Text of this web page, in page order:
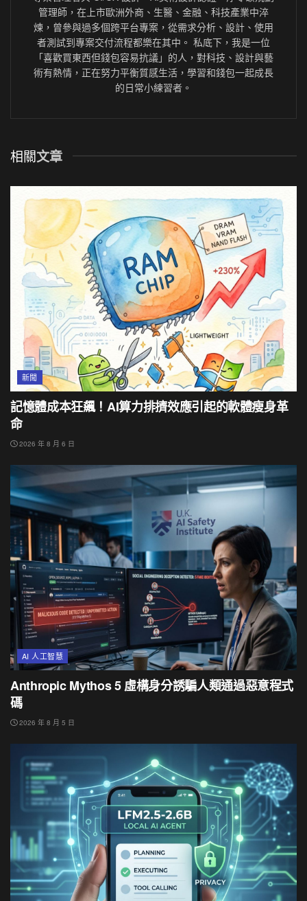
管理師，在上市歐洲外商、生醫、金融、科技產業中淬
煉，曾參與過多個跨平台專案，從需求分析、設計、使用
者測試到專案交付流程都樂在其中。 私底下，我是一位
「喜歡買東西但錢包容易抗議」的人，對科技、設計與藝
術有熱情，正在努力平衡質感生活，學習和錢包一起成長
的日常小練習者。
相關文章
新聞
記憶體成本狂飆！AI算力排擠效應引起的軟體瘦身革
命
2026 年 8 月 6 日
AI 人工智慧
Anthropic Mythos 5 虛構身分誘騙人類通過惡意程式
碼
2026 年 8 月 5 日